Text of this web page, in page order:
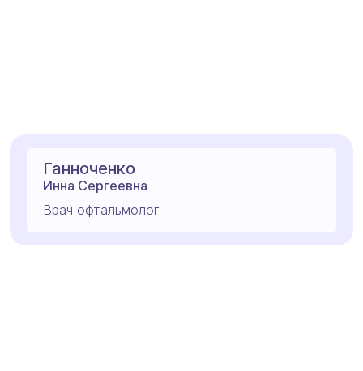
Ганноченко
Инна Сергеевна
Врач офтальмолог